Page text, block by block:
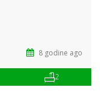
8 godine ago
2